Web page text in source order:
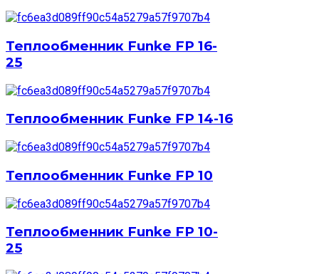
Теплообменник Funke FP 16-
25
Теплообменник Funke FP 14-16
Теплообменник Funke FP 10
Теплообменник Funke FP 10-
25